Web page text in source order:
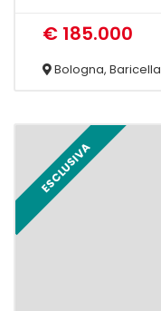
€ 185.000
Bologna, Baricella
ESCLUSIVA